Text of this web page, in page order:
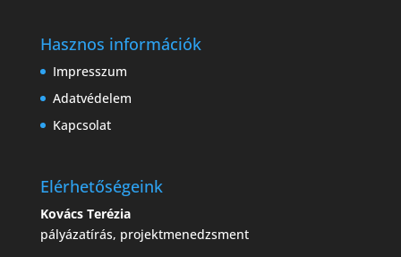
Hasznos információk
Impresszum
Adatvédelem
Kapcsolat
Elérhetőségeink
Kovács Terézia
pályázatírás, projektmenedzsment